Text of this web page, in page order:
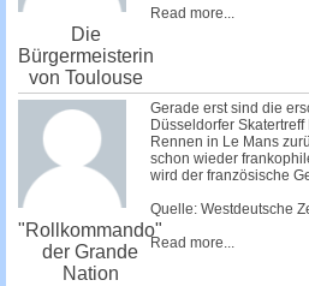
Die
Bürgermeisterin
von Toulouse
Read more...
"Rollkommando"
der Grande
Nation
Gerade erst sind die
Düsseldorfer
Rennen in Le Mans
schon wieder
wird der französische
Quelle: Westdeutsche
Read more...